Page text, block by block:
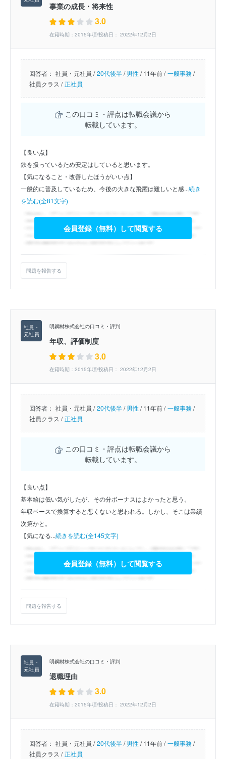
事業の成長・将来性
3.0
在籍時期：2015年頃/投稿日： 2022年12月2日
回答者： 社員・元社員 / 20代後半/男性/11年前 / 一般事務/
社員クラス / 正社員
この口コミ・評点は転職会議から
転載しています。
【良い点】
鉄を扱っているため安定はしていると思います。
【気になること・改善したほうがいい点】
一般的に普及しているため、今後の大きな飛躍は難しいと感...続き
を読む(全81文字)
会員登録（無料）して閲覧する
問題を報告する
明鋼材株式会社の口コミ・評判
年収、評価制度
3.0
在籍時期：2015年頃/投稿日： 2022年12月2日
回答者： 社員・元社員 / 20代後半/男性/11年前 / 一般事務/
社員クラス / 正社員
この口コミ・評点は転職会議から
転載しています。
【良い点】
基本給は低い気がしたが、その分ボーナスはよかったと思う。
年収ベースで換算すると悪くないと思われる。しかし、そこは業績
次第かと。
【気になる...続きを読む(全145文字)
会員登録（無料）して閲覧する
問題を報告する
明鋼材株式会社の口コミ・評判
退職理由
3.0
在籍時期：2015年頃/投稿日： 2022年12月2日
回答者： 社員・元社員 / 20代後半/男性/11年前 / 一般事務/
社員クラス / 正社員